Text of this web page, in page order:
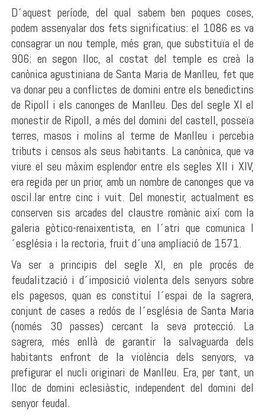
D´aquest període, del qual sabem ben poques coses,
podem assenyalar dos fets significatius: el 1086 es va
consagrar un nou temple, més gran, que substituïa el de
906; en segon lloc, al costat del temple es creà la
canònica agustiniana de Santa Maria de Manlleu, fet que
va donar peu a conflictes de domini entre els benedictins
de Ripoll i els canonges de Manlleu. Des del segle XI el
monestir de Ripoll, a més del domini del castell, posseïa
terres, masos i molins al terme de Manlleu i percebia
tributs i censos als seus habitants. La canònica, que va
viure el seu màxim esplendor entre els segles XII i XIV,
era regida per un prior, amb un nombre de canonges que va
oscil.lar entre cinc i vuit. Del monestir, actualment es
conserven sis arcades del claustre romànic així com la
galeria gòtico-renaixentista, en l´atri que comunica l
´església i la rectoria, fruit d´una ampliació de 1571.
Va ser a principis del segle XI, en ple procés de
feudalització i d´imposició violenta dels senyors sobre
els pagesos, quan es constituí l´espai de la sagrera,
conjunt de cases a redós de l´església de Santa Maria
(només 30 passes) cercant la seva protecció. La
sagrera, més enllà de garantir la salvaguarda dels
habitants enfront de la violència dels senyors, va
prefigurar el nucli originari de Manlleu. Era, per tant, un
lloc de domini eclesiàstic, independent del domini del
senyor feudal.